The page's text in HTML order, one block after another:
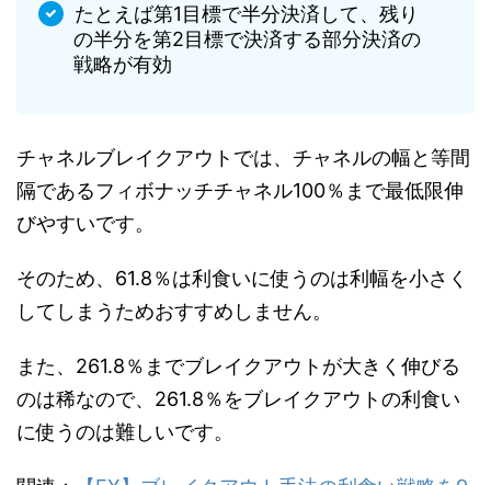
たとえば第1目標で半分決済して、残り
の半分を第2目標で決済する部分決済の
戦略が有効
チャネルブレイクアウトでは、チャネルの幅と等間
隔であるフィボナッチチャネル100％まで最低限伸
びやすいです。
そのため、61.8％は利食いに使うのは利幅を小さく
してしまうためおすすめしません。
また、261.8％までブレイクアウトが大きく伸びる
のは稀なので、261.8％をブレイクアウトの利食い
に使うのは難しいです。